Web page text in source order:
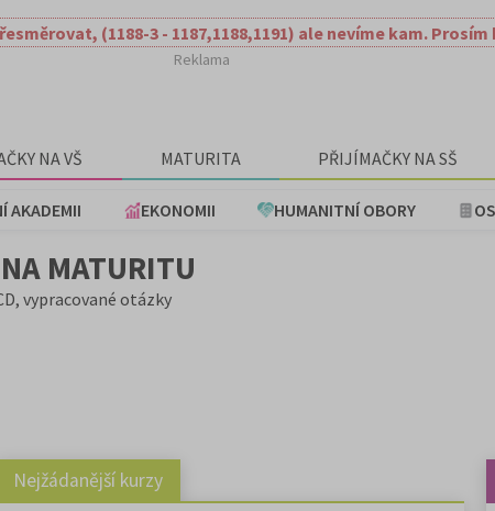
(1188-3 - 1187,1188,1191) ale nevíme kam.
Reklama
NA VŠ MATURITA PŘIJÍMAČKY NA SŠ
AKADEMII EKONOMII HUMANITNÍ OBORY
MATURITU
vypracované otázky
Nejžádanější kurzy